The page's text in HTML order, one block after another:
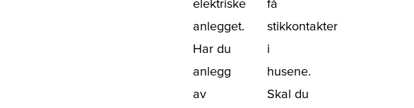
elektriske
anlegget.
Har du
anlegg
av
få
stikkontakter
i
husene.
Skal du